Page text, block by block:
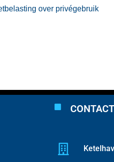
over privégebruik